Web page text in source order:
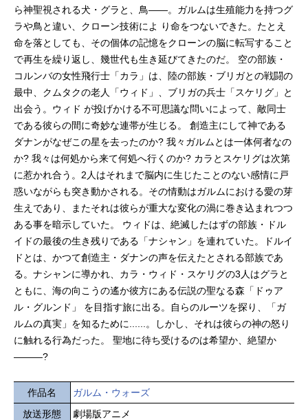
ら神聖視される犬・グラと、鳥――。ガルムは生殖能力を持つグ
ラや鳥と違い、クローン技術によ り命をつないできた。たとえ
命を落としても、その個体の記憶をクローンの脳に転写すること
で再生を繰り返し、幾世代も生き延びてきたのだ。 空の部族・
コルンバの女性飛行士「カラ」は、陸の部族・ブリガとの戦闘の
最中、クムタクの老人「ウィド」、ブリガの兵士「スケリグ」と
出会う。ウィド が投げかける不可思議な問いによって、敵同士
である彼らの間に奇妙な連帯が生じる。 創造主にして神である
ダナンがなぜこの星を去ったのか? 我々ガルムとは一体何者なの
か? 我々は何処から来て何処へ行くのか? カラとスケリグは次第
に惹かれ合う。2人はそれまで脳内に生じたことのない感情に戸
惑いながらも突き動かされる。その情動はガルムにおける愛の芽
生えであり、またそれは彼らが重大な変化の渦に巻き込まれつつ
ある事を暗示していた。 ウィドは、絶滅したはずの部族・ドル
イドの最後の生き残りである「ナシャン」を連れていた。ドルイ
ドとは、かつて創造主・ダナンの声を伝えたとされる部族であ
る。ナシャンに導かれ、カラ・ウィド・スケリグの3人はグラと
ともに、海の向こうの遙か彼方にある伝説の聖なる森「ドゥア
ル・グルンド」 を目指す旅に出る。自らのルーツを探り、「ガ
ルムの真実」を知るために......。しかし、それは彼らの神の怒り
に触れる行為だった。 聖地に待ち受けるのは希望か、絶望か
―――?
作品名
ガルム・ウォーズ
放送形態
劇場版アニメ